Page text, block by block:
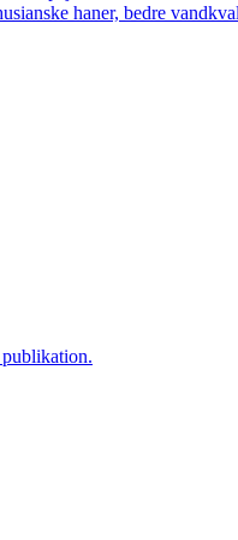
haner, bedre